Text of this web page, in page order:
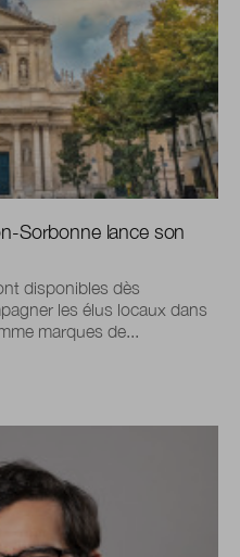
Sorbonne lance son
disponibles dès
les élus locaux dans
marques de...